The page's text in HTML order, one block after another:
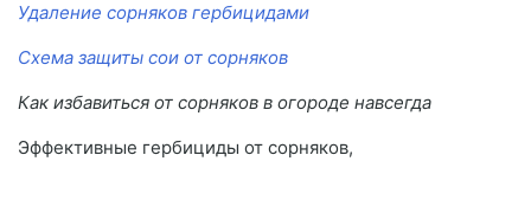
Удаление сорняков гербицидами
Схема защиты сои от сорняков
Как избавиться от сорняков в огороде навсегда
Эффективные гербициды от сорняков,